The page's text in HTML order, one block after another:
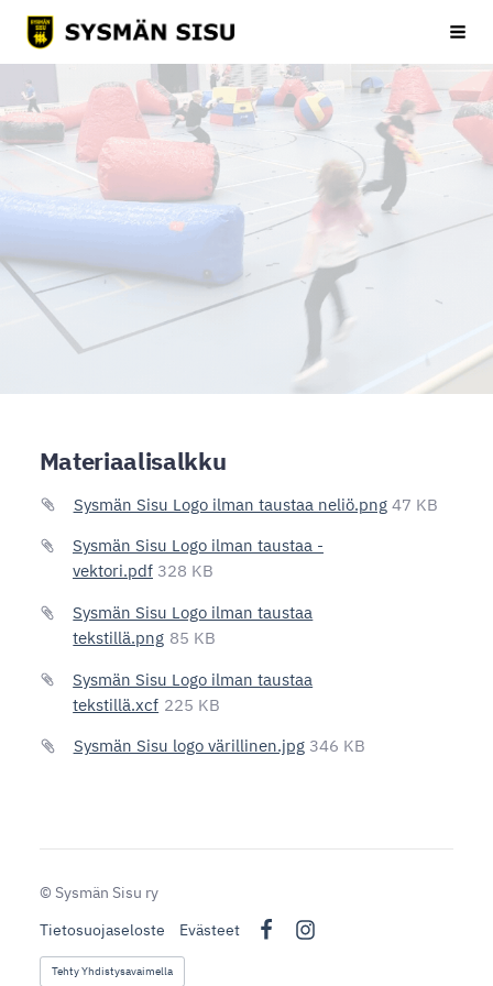
Siirry
sivun
Sysmän Sisu
Materiaalisalkku
Sysmän Sisu Logo ilman taustaa neliö.png 47 KB
Sysmän Sisu Logo ilman taustaa -
vektori.pdf 328 KB
Sysmän Sisu Logo ilman taustaa
tekstillä.png 85 KB
Sysmän Sisu Logo ilman taustaa
tekstillä.xcf 225 KB
Sysmän Sisu logo värillinen.jpg 346 KB
© Sysmän Sisu ry
Tietosuojaseloste
Evästeet
Tehty Yhdistysavaimella